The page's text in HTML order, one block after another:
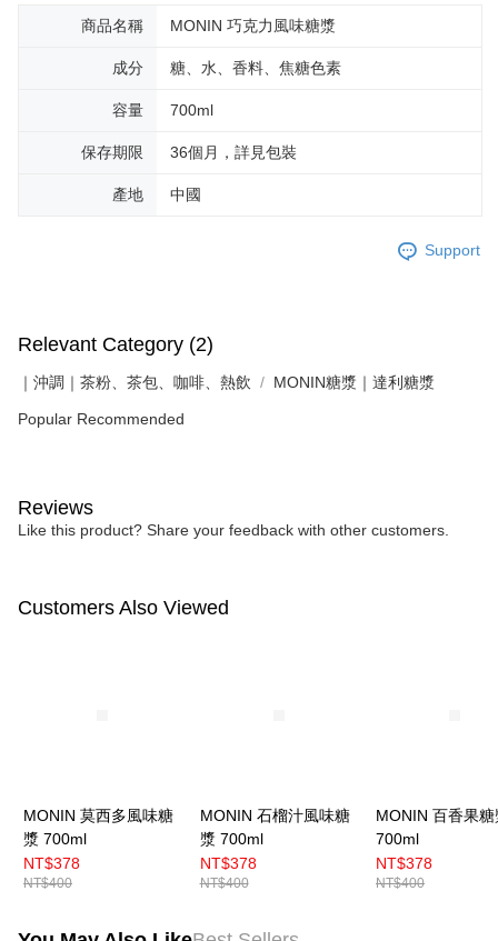
商品名稱 MONIN 巧克力風味糖漿
成分 糖、水、香料、焦糖色素
容量 700ml
保存期限 36個月，詳見包裝
產地 中國
Support
Relevant Category (2)
｜沖調｜茶粉、茶包、咖啡、熱飲 MONIN糖漿｜達利糖漿
Popular Recommended
Reviews
Like this product? Share your feedback with other customers.
Customers Also Viewed
MONIN 莫西多風味糖
漿 700ml
NT$378
NT$400
MONIN 石榴汁風味糖
漿 700ml
NT$378
NT$400
MONIN 百香果糖
700ml
NT$378
NT$400